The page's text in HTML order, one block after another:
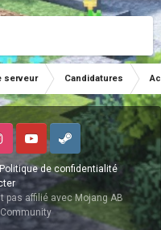
serveur Candidatures
de confidentialité
YoutubeSteam
pas affilié avec Mojang AB